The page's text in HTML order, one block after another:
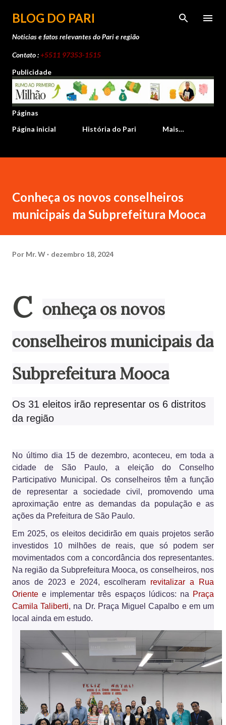
Pular para o
BLOG DO PARI
Noticias e fatos relevantes do Pari e região
Contato :+5511 97353-1515
Publicidade
Páginas
Página inicial
História do Pari Mais…
Conheça os novos conselheiros
municipais da Subprefeitura Mooca
Por Mr. W dezembro 18, 2024
C onheça os novos
conselheiros municipais da
Subprefeitura Mooca
Os 31 eleitos irão representar os 6 distritos
da região
No último dia 15 de dezembro, aconteceu, em toda a
cidade de São Paulo, a eleição do Conselho
Participativo Municipal. Os conselheiros têm a função
de representar a sociedade civil, promovendo uma
aproximação entre as demandas da população e as
ações da Prefeitura de São Paulo.
Em 2025, os eleitos decidirão em quais projetos serão
investidos 10 milhões de reais, que só podem ser
movimentados com a concordância dos representantes.
Na região da Subprefeitura Mooca, os conselheiros, nos
anos de 2023 e 2024, escolheram revitalizar a Rua
Oriente e implementar três espaços lúdicos: na Praça
Camila Taliberti, na Dr. Praça Miguel Capalbo e em um
local ainda em estudo.